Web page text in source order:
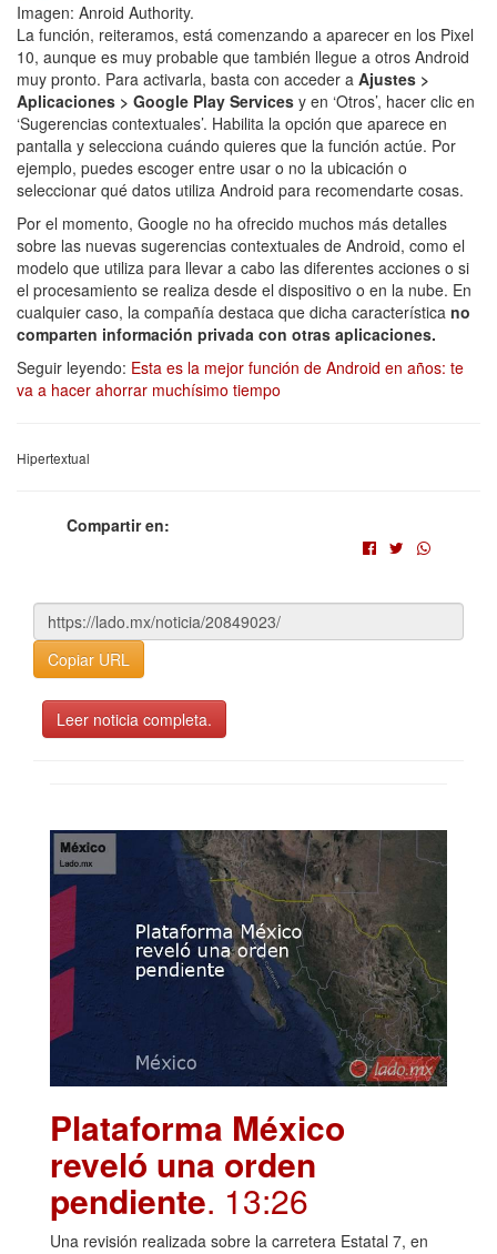
Imagen: Anroid Authority.
La función, reiteramos, está comenzando a aparecer en los Pixel
10, aunque es muy probable que también llegue a otros Android
muy pronto. Para activarla, basta con acceder a Ajustes >
Aplicaciones > Google Play Services y en ‘Otros’, hacer clic en
‘Sugerencias contextuales’. Habilita la opción que aparece en
pantalla y selecciona cuándo quieres que la función actúe. Por
ejemplo, puedes escoger entre usar o no la ubicación o
seleccionar qué datos utiliza Android para recomendarte cosas.
Por el momento, Google no ha ofrecido muchos más detalles
sobre las nuevas sugerencias contextuales de Android, como el
modelo que utiliza para llevar a cabo las diferentes acciones o si
el procesamiento se realiza desde el dispositivo o en la nube. En
cualquier caso, la compañía destaca que dicha característica no
comparten información privada con otras aplicaciones.
Seguir leyendo: Esta es la mejor función de Android en años: te
va a hacer ahorrar muchísimo tiempo
Hipertextual
Compartir en:
Copiar URL
Leer noticia completa.
Plataforma México
reveló una orden
pendiente. 13:26
Una revisión realizada sobre la carretera Estatal 7, en